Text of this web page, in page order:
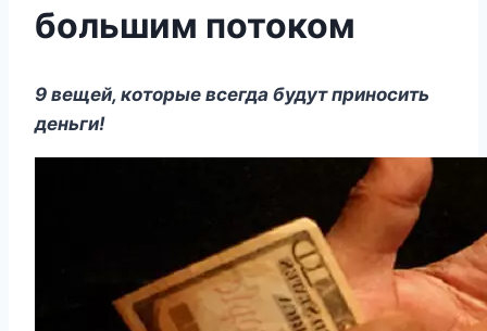
большим потоком
9 вещей, которые всегда будут приносить
деньги!